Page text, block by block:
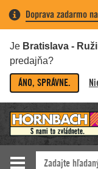
Doprava zadarmo
Je Bratislava -
predajňa?
ÁNO, SPRÁVNE.